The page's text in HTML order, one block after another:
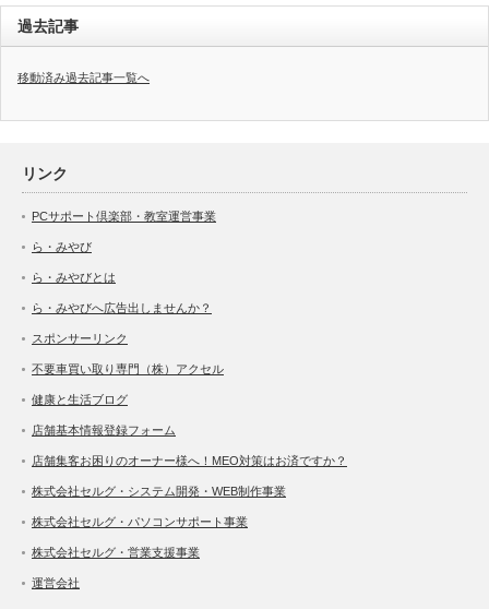
過去記事
移動済み過去記事一覧へ
リンク
PCサポート倶楽部・教室運営事業
ら・みやび
ら・みやびとは
ら・みやびへ広告出しませんか？
スポンサーリンク
不要車買い取り専門（株）アクセル
健康と生活ブログ
店舗基本情報登録フォーム
店舗集客お困りのオーナー様へ！MEO対策はお済ですか？
株式会社セルグ・システム開発・WEB制作事業
株式会社セルグ・パソコンサポート事業
株式会社セルグ・営業支援事業
運営会社